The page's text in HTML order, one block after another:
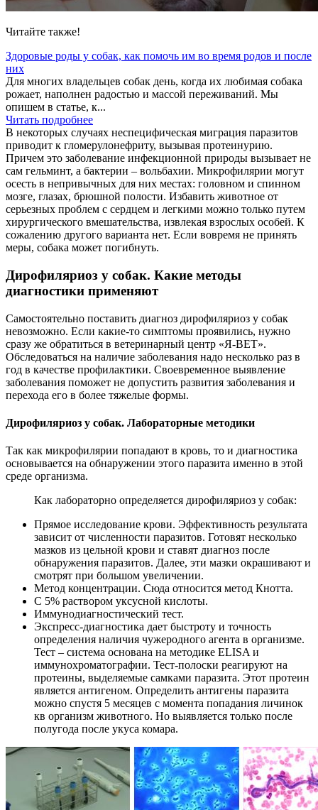
Читайте также!
Здоровые роды у собак, как помочь им во время родов и после
них
Для многих владельцев собак день, когда их любимая собака
рожает, наполнен радостью и массой переживаний. Мы
опишем в статье, к...
Читать подробнее
В некоторых случаях неспецифическая миграция паразитов
приводит к гломерулонефриту, вызывая протеинурию.
Причем это заболевание инфекционной природы вызывает не
сам гельминт, а бактерии – вольбахии. Микрофилярии могут
осесть в непривычных для них местах: головном и спинном
мозге, глазах, брюшной полости. Избавить животное от
серьезных проблем с сердцем и легкими можно только путем
хирургического вмешательства, извлекая взрослых особей. К
сожалению другого варианта нет. Если вовремя не принять
меры, собака может погибнуть.
Дирофиляриоз у собак. Какие методы
диагностики применяют
Самостоятельно поставить диагноз дирофиляриоз у собак
невозможно. Если какие-то симптомы проявились, нужно
сразу же обратиться в ветеринарный центр «Я-ВЕТ».
Обследоваться на наличие заболевания надо несколько раз в
год в качестве профилактики. Своевременное выявление
заболевания поможет не допустить развития заболевания и
перехода его в более тяжелые формы.
Дирофиляриоз у собак. Лабораторные методики
Так как микрофилярии попадают в кровь, то и диагностика
основывается на обнаружении этого паразита именно в этой
среде организма.
Как лабораторно определяется дирофиляриоз у собак:
Прямое исследование крови. Эффективность результата
зависит от численности паразитов. Готовят несколько
мазков из цельной крови и ставят диагноз после
обнаружения паразитов. Далее, эти мазки окрашивают и
смотрят при большом увеличении.
Метод концентрации. Сюда относится метод Кнотта.
С 5% раствором уксусной кислоты.
Иммунодиагностический тест.
Экспресс-диагностика дает быстроту и точность
определения наличия чужеродного агента в организме.
Тест – система основана на методике ELISA и
иммунохроматографии. Тест-полоски реагируют на
протеины, выделяемые самками паразита. Этот протеин
является антигеном. Определить антигены паразита
можно спустя 5 месяцев с момента попадания личинок
кв организм животного. Но выявляется только после
полугода после укуса комара.